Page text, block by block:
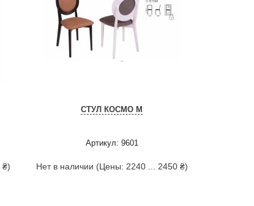
₴)
СТУЛ КОСМО М
Артикул: 9601
Нет в наличии (Цены: 2240 ... 2450 ₴)